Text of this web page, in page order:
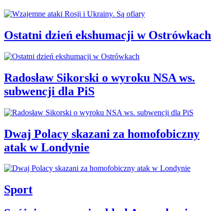
Ostatni dzień ekshumacji w Ostrówkach
Radosław Sikorski o wyroku NSA ws.
subwencji dla PiS
Dwaj Polacy skazani za homofobiczny
atak w Londynie
Sport